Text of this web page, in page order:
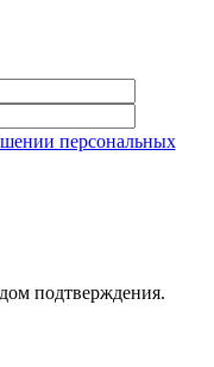
персональных
подтверждения.